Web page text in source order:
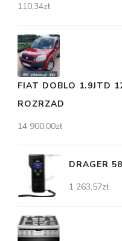
110,34zł
FIAT DOBLO 1.9JTD
ROZRZAD
14 900,00zł
DRAGER
1 263,57zł